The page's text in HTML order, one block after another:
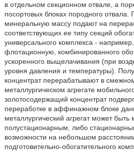
в отдельном секционном отвале, а
посортовых блоках породного отвала.
минеральную массу подают на
соответствующих ее типу секций
универсального комплекса -
флотационную, комбинированного
ускоренного выщелачивания (при
уровня давления и температуры).
концентрат перерабатывают в
металлургическом агрегате
золотосодержащий концентрат
переработке в аффинажном блоке
металлургический агрегат может
полустационарным, либо
возможности на небольшом
подготовительно-обогатительного